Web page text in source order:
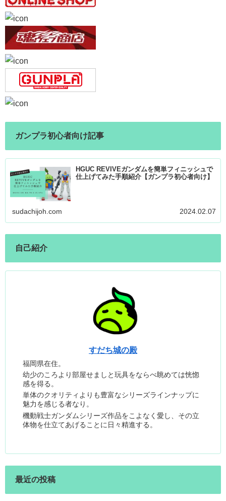
ガンプラ初心者向け記事
HGUC REVIVEガンダムを簡単フィニッシュで
仕上げてみた手順紹介【ガンプラ初心者向け】
sudachijoh.com 2024.02.07
自己紹介
すだち城の殿
福岡県在住。
幼少のころより部屋せましと玩具をならべ眺めては恍惚
感を得る。
単体のクオリティよりも豊富なシリーズラインナップに
魅力を感じる者なり。
機動戦士ガンダムシリーズ作品をこよなく愛し、その立
体物を仕立てあげることに日々精進する。
最近の投稿